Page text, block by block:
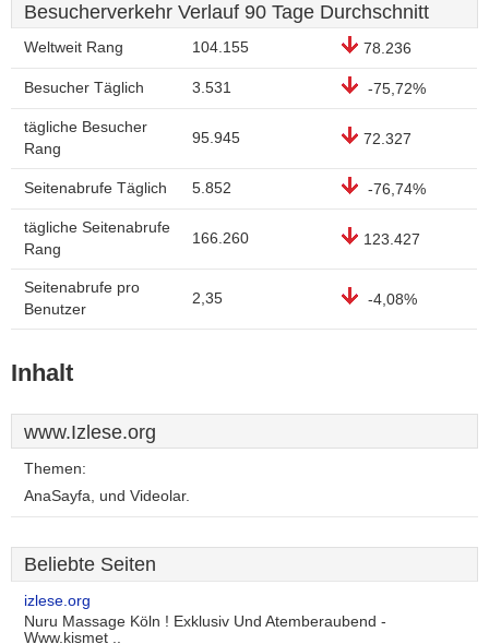
Besucherverkehr Verlauf 90 Tage Durchschnitt
Weltweit Rang 104.155 78.236
Besucher Täglich 3.531 -75,72%
tägliche Besucher
Rang
95.945 72.327
Seitenabrufe Täglich 5.852 -76,74%
tägliche Seitenabrufe
Rang
166.260 123.427
Seitenabrufe pro
Benutzer
2,35 -4,08%
Inhalt
www.Izlese.org
Themen:
AnaSayfa, und Videolar.
Beliebte Seiten
izlese.org
Nuru Massage Köln ! Exklusiv Und Atemberaubend -
Www.kismet ..